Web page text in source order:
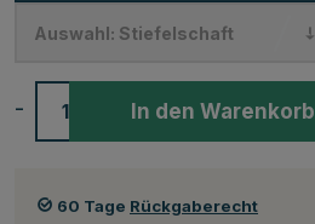
Auswahl: Stiefelschaft
- In den Warenkorb
60 Tage Rückgaberecht